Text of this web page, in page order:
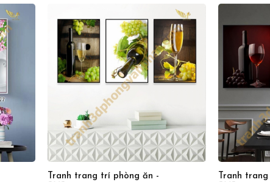
Tranh trang trí phòng ăn -
Tranh